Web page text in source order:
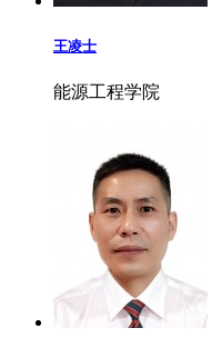
王凌士
能源工程学院